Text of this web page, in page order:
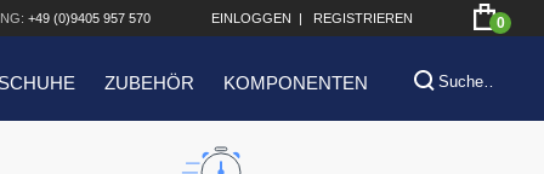
+49 (0)9405 957 570 EINLOGGEN | REGISTRIEREN 0
ZUBEHÖR KOMPONENTEN